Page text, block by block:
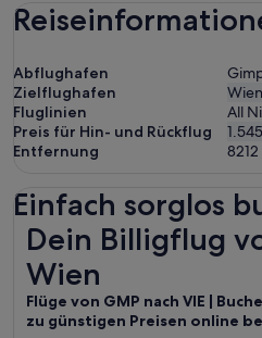
Abflughafen
Zielflughafen
Fluglinien
All
Preis für Hin- und Rückflug
Entfernung
8212
Einfach sorglos
Dein Billigflug
Wien
Flüge von GMP nach VIE |
zu günstigen Preisen online
Dein Billigflug von Seoul